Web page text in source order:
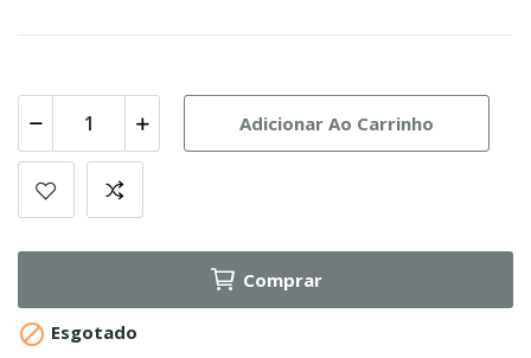
Adicionar Ao Carrinho
Comprar
 Esgotado